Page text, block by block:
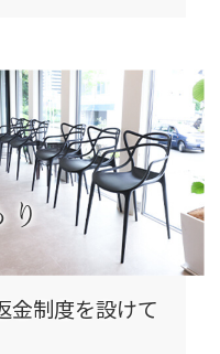
金制度を設けて